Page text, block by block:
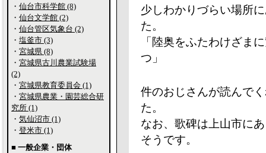
少しわかりづらい場所
た。
「陸奥をふたわけざま
つ」
件のおじさんが読んで
た。
なお、歌碑は上山市に
そうです。
・ 仙台市科学館 (8)
・ 仙台文学館 (2)
・ 仙台管区気象台 (2)
・ 塩釜市 (3)
・ 宮城県 (8)
・ 宮城県古川農業試験場
(2)
・ 宮城県教育委員会 (1)
・ 宮城県農業・園芸総合研
究所 (1)
・ 気仙沼市 (1)
・ 登米市 (1)
■ 一般企業・団体